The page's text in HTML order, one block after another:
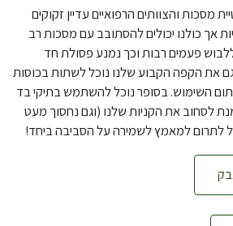
מסכות והצוותים הרפואיים עדיין זקוקים
אך כולנו יכולים להסתובב עם מסכות רב
פעמים רבות וכך נמנע פסולת חד
את הקפה הקבוע שלנו נוכל לשתות בכוסות
השימוש. בסופר נוכל להשתמש בתיקי בד
לסחוב את הקניות שלנו (וגם נחסוך מעט
לתרום למאמץ לשמירה על הסביבה ביחד!